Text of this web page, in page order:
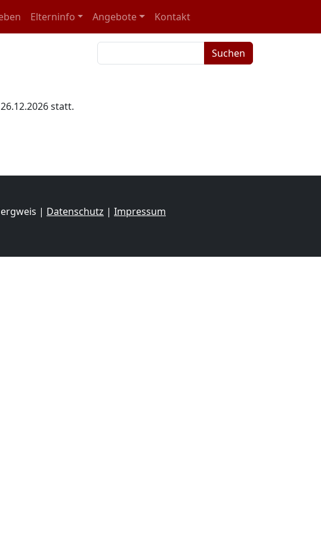
Elterninfo Angebote Kontakt
26.12.2026statt.
Suchen
| Datenschutz | Impressum